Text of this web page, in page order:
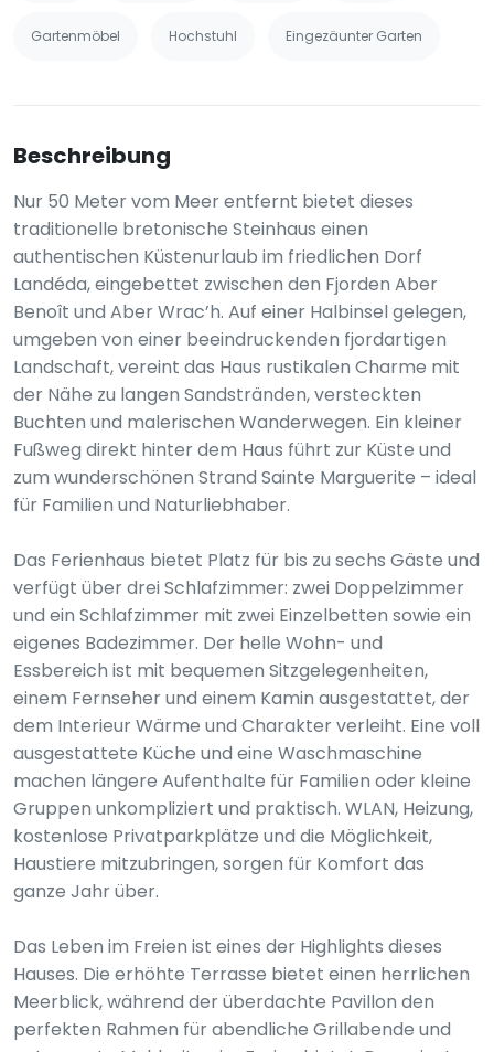
Gartenmöbel Hochstuhl Eingezäunter Garten
Beschreibung
Nur 50 Meter vom Meer entfernt bietet dieses
traditionelle bretonische Steinhaus einen
authentischen Küstenurlaub im friedlichen Dorf
Landéda, eingebettet zwischen den Fjorden Aber
Benoît und Aber Wrac’h. Auf einer Halbinsel gelegen,
umgeben von einer beeindruckenden fjordartigen
Landschaft, vereint das Haus rustikalen Charme mit
der Nähe zu langen Sandstränden, versteckten
Buchten und malerischen Wanderwegen. Ein kleiner
Fußweg direkt hinter dem Haus führt zur Küste und
zum wunderschönen Strand Sainte Marguerite – ideal
für Familien und Naturliebhaber.
Das Ferienhaus bietet Platz für bis zu sechs Gäste und
verfügt über drei Schlafzimmer: zwei Doppelzimmer
und ein Schlafzimmer mit zwei Einzelbetten sowie ein
eigenes Badezimmer. Der helle Wohn- und
Essbereich ist mit bequemen Sitzgelegenheiten,
einem Fernseher und einem Kamin ausgestattet, der
dem Interieur Wärme und Charakter verleiht. Eine voll
ausgestattete Küche und eine Waschmaschine
machen längere Aufenthalte für Familien oder kleine
Gruppen unkompliziert und praktisch. WLAN, Heizung,
kostenlose Privatparkplätze und die Möglichkeit,
Haustiere mitzubringen, sorgen für Komfort das
ganze Jahr über.
Das Leben im Freien ist eines der Highlights dieses
Hauses. Die erhöhte Terrasse bietet einen herrlichen
Meerblick, während der überdachte Pavillon den
perfekten Rahmen für abendliche Grillabende und